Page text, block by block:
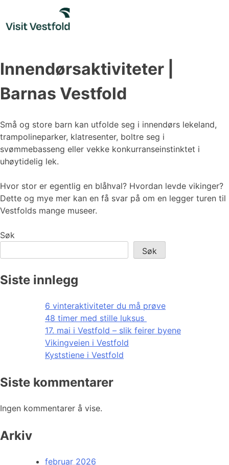
content
Innendørsaktiviteter |
Barnas Vestfold
Små og store barn kan utfolde seg i innendørs lekeland,
trampolineparker, klatresenter, boltre seg i
svømmebasseng eller vekke konkurranseinstinktet i
uhøytidelig lek.
Hvor stor er egentlig en blåhval? Hvordan levde vikinger?
Dette og mye mer kan en få svar på om en legger turen til
Vestfolds mange museer.
Søk
Søk
Siste innlegg
6 vinteraktiviteter du må prøve
48 timer med stille luksus
17. mai i Vestfold – slik feirer byene
Vikingveien i Vestfold
Kyststiene i Vestfold
Siste kommentarer
Ingen kommentarer å vise.
Arkiv
februar 2026